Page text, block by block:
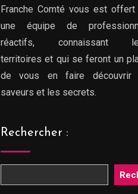
Franche Comté vous est offert
une équipe de
réactifs, connaissant
territoires et qui se feront un
de vous en faire découvrir
saveurs et les secrets.
Rechercher :